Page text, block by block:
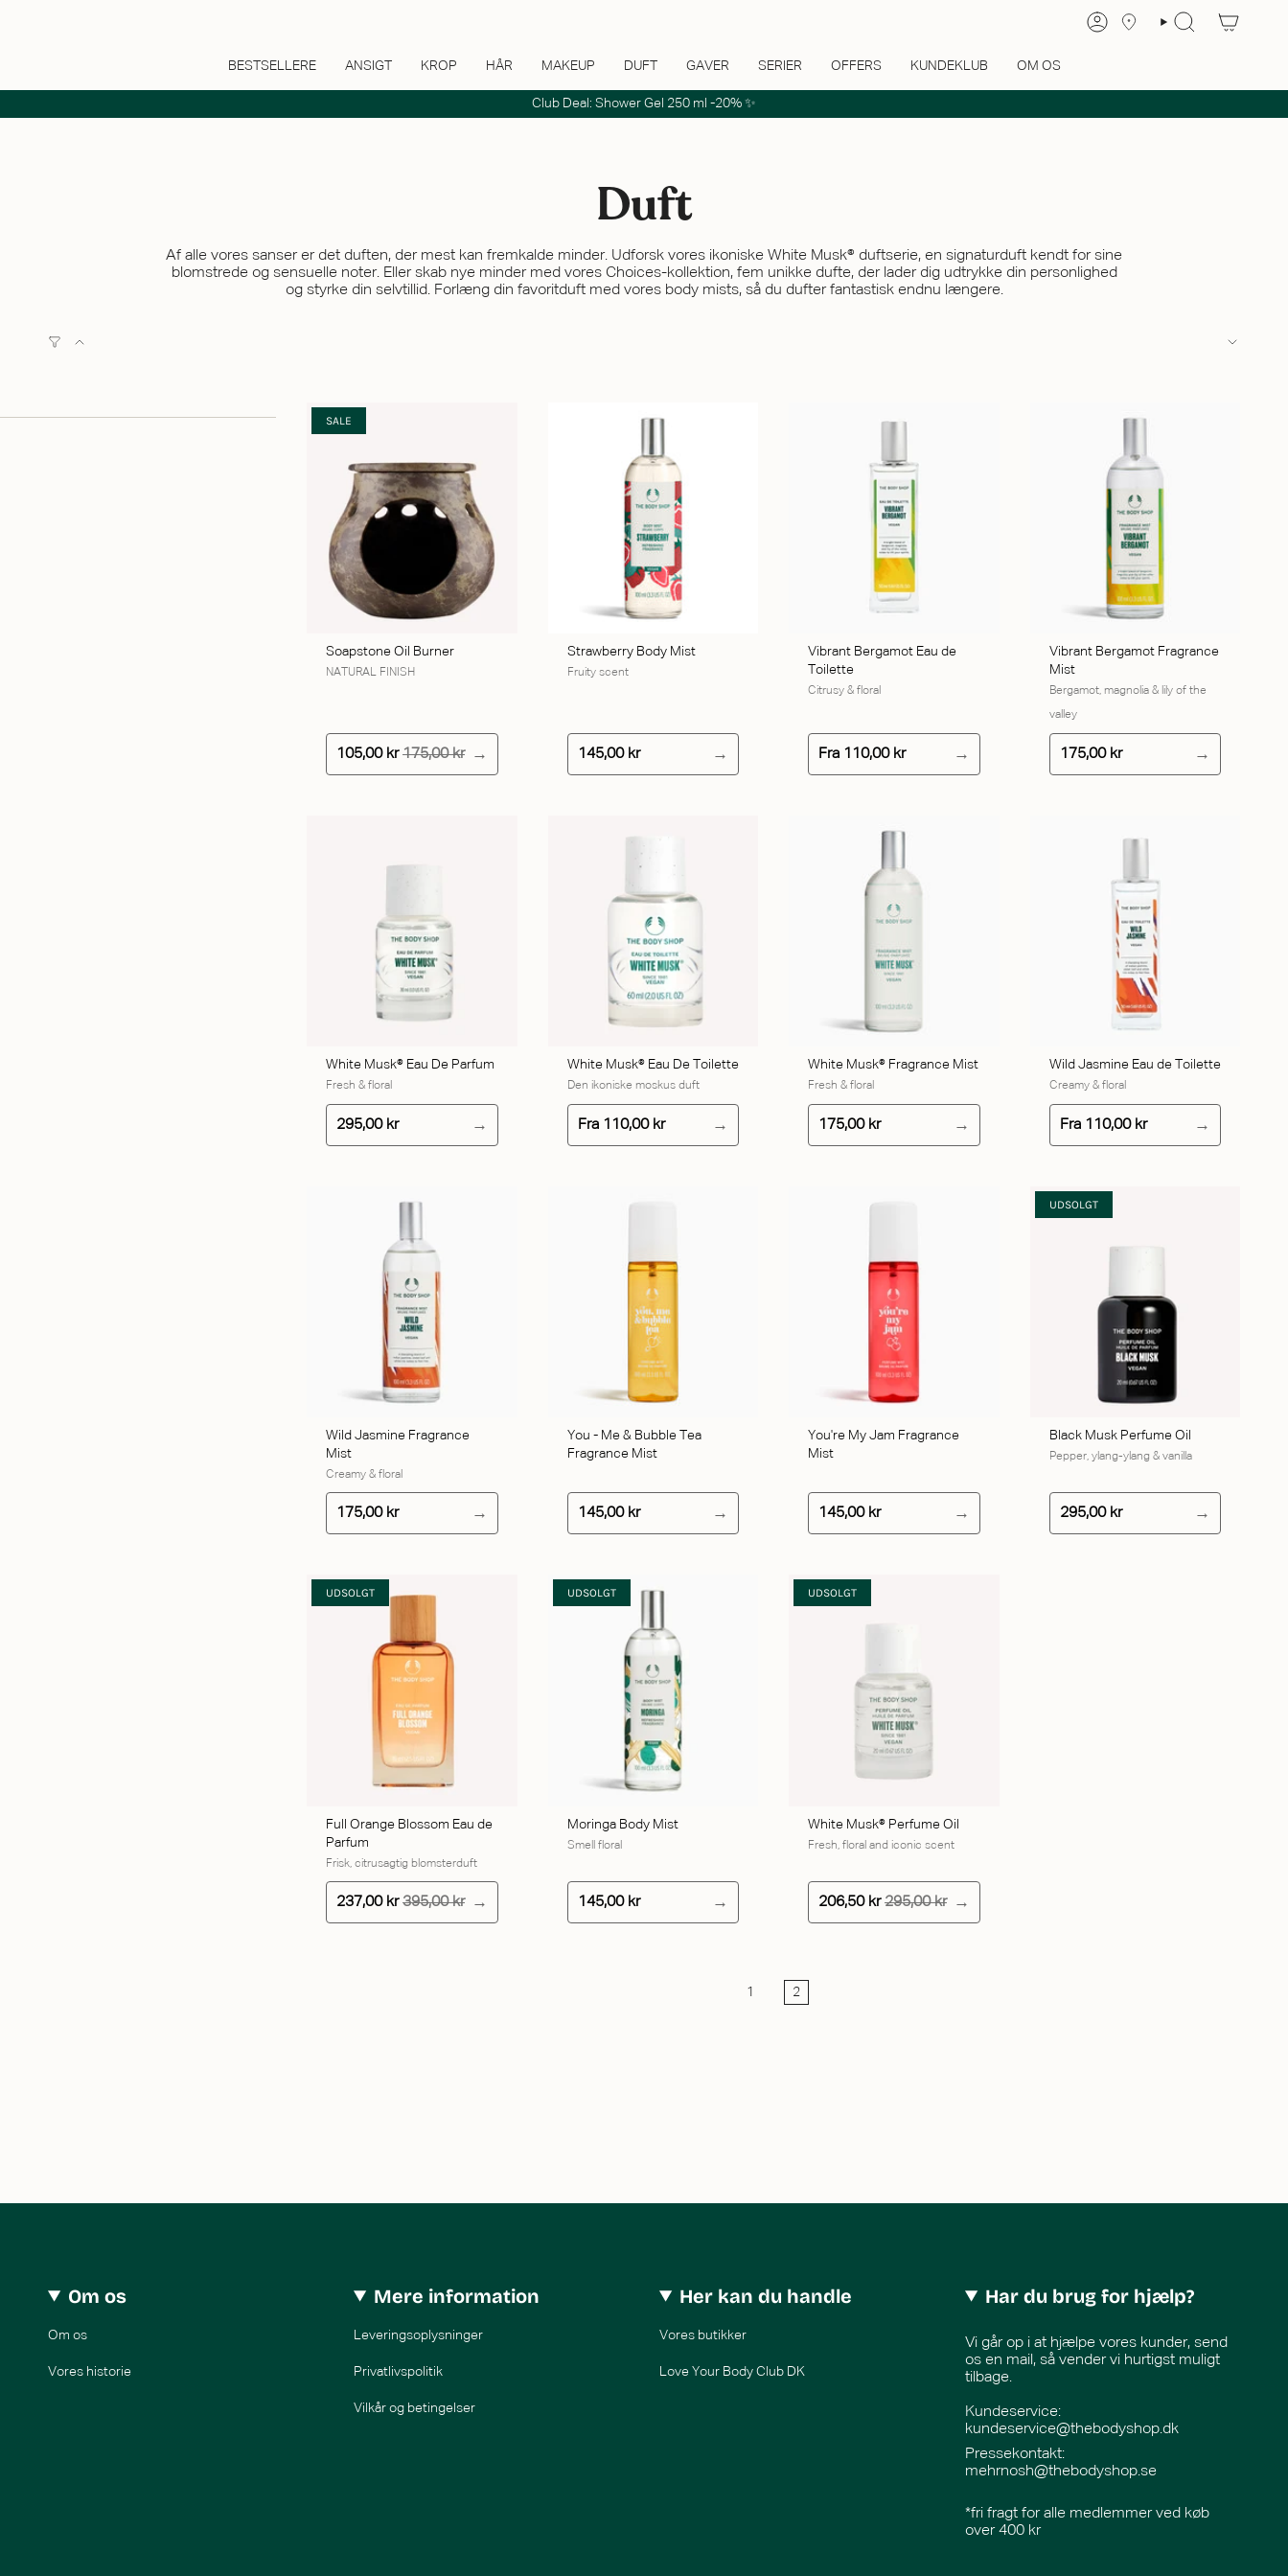
BESTSELLERE ANSIGT KROP HÅR MAKEUP DUFT GAVER SERIER OFFERS KUNDEKLUB OM OS
Club Deal: Shower Gel 250 ml -20% ✨
Duft
Af alle vores sanser er det duften, der mest kan fremkalde minder. Udforsk vores ikoniske White Musk® duftserie, en signaturduft kendt for sine
blomstrede og sensuelle noter. Eller skab nye minder med vores Choices-kollektion, fem unikke dufte, der lader dig udtrykke din personlighed
og styrke din selvtillid. Forlæng din favoritduft med vores body mists, så du dufter fantastisk endnu længere.
SALE
TILFØJ TIL KURV
Soapstone Oil Burner
NATURAL FINISH
105,00 kr175,00 kr
TILFØJ TIL KURV
Strawberry Body Mist
Fruity scent
145,00 kr
Vibrant Bergamot Eau de
Toilette
Citrusy & floral
Fra 110,00 kr
TILFØJ TIL KURV
Vibrant Bergamot Fragrance
Mist
Bergamot, magnolia & lily of the
valley
175,00 kr
TILFØJ TIL KURV
White Musk® Eau De Parfum
Fresh & floral
295,00 kr
White Musk® Eau De Toilette
Den ikoniske moskus duft
Fra110,00 kr
TILFØJ TIL KURV
White Musk® Fragrance Mist
Fresh & floral
175,00 kr
Wild Jasmine Eau de Toilette
Creamy & floral
Fra110,00 kr
TILFØJ TIL KURV
Wild Jasmine Fragrance
Mist
Creamy & floral
175,00 kr
TILFØJ TIL KURV
You - Me & Bubble Tea
Fragrance Mist
145,00 kr
TILFØJ TIL KURV
You're My Jam Fragrance
Mist
145,00 kr
UDSOLGT
Black Musk Perfume Oil
Pepper, ylang-ylang & vanilla
295,00 kr
UDSOLGT
Full Orange Blossom Eau de
Parfum
Frisk, citrusagtig blomsterduft
237,00 kr395,00 kr
UDSOLGT
Moringa Body Mist
Smell floral
145,00 kr
UDSOLGT
White Musk® Perfume Oil
Fresh, floral and iconic scent
206,50 kr295,00 kr
1 2
Om os
Om os
Vores historie
Mere information
Leveringsoplysninger
Privatlivspolitik
Vilkår og betingelser
Her kan du handle
Vores butikker
Love Your Body Club DK
Har du brug for hjælp?
Vi går op i at hjælpe vores kunder, send
os en mail, så vender vi hurtigst muligt
tilbage.
Kundeservice:
kundeservice@thebodyshop.dk
Pressekontakt:
mehrnosh@thebodyshop.se
*fri fragt for alle medlemmer ved køb
over 400 kr